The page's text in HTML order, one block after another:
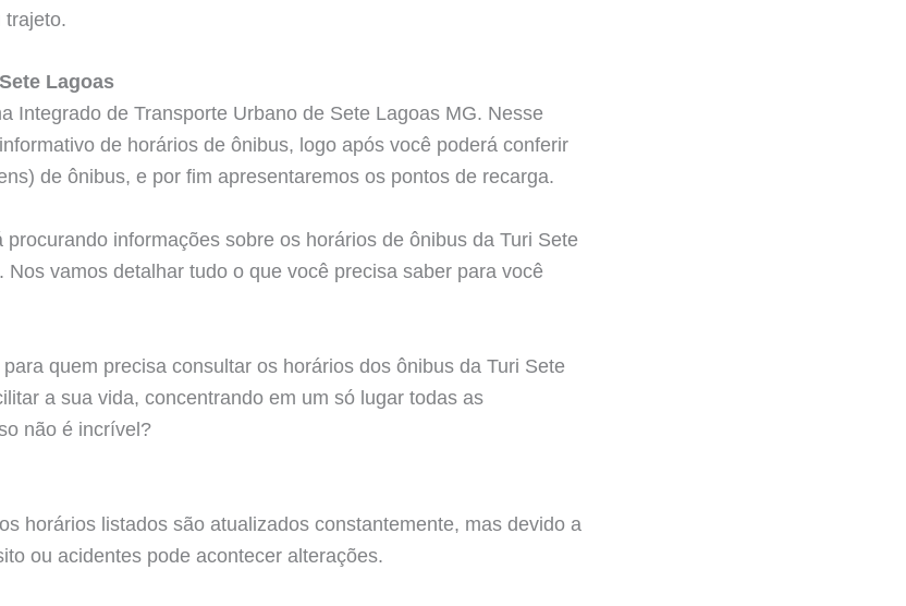
trajeto.
Lagoas
Integrado de Transporte Urbano de Sete Lagoas MG. Nesse
de horários de ônibus, logo após você poderá conferir
de ônibus, e por fim apresentaremos os pontos de recarga.
informações sobre os horários de ônibus da Turi Sete
Nos vamos detalhar tudo o que você precisa saber para você
quem precisa consultar os horários dos ônibus da Turi Sete
a sua vida, concentrando em um só lugar todas as
não é incrível?
horários listados são atualizados constantemente, mas devido a
ou acidentes pode acontecer alterações.